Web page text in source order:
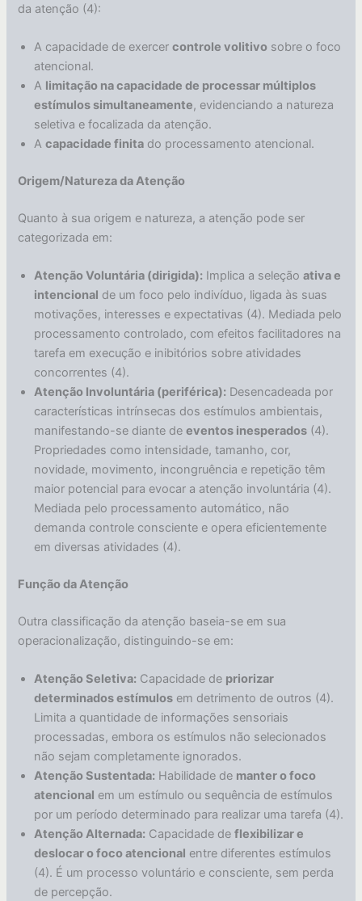
da atenção (4):
A capacidade de exercercontrole volitivo sobre o foco
atencional.
A limitação na capacidade de processar múltiplos
estímulos simultaneamente, evidenciando a natureza
seletiva e focalizada da atenção.
Acapacidade finita do processamento atencional.
Origem/Natureza da Atenção
Quanto à sua origem e natureza, a atenção pode ser
categorizada em:
Atenção Voluntária (dirigida): Implica a seleçãoativa e
intencional de um foco pelo indivíduo, ligada às suas
motivações, interesses e expectativas (4). Mediada pelo
processamento controlado, com efeitos facilitadores na
tarefa em execução e inibitórios sobre atividades
concorrentes (4).
Atenção Involuntária (periférica): Desencadeada por
características intrínsecas dos estímulos ambientais,
manifestando-se diante deeventos inesperados (4).
Propriedades como intensidade, tamanho, cor,
novidade, movimento, incongruência e repetição têm
maior potencial para evocar a atenção involuntária (4).
Mediada pelo processamento automático, não
demanda controle consciente e opera eficientemente
em diversas atividades (4).
Função da Atenção
Outra classificação da atenção baseia-se em sua
operacionalização, distinguindo-se em:
Atenção Seletiva: Capacidade de priorizar
determinados estímulos em detrimento de outros (4).
Limita a quantidade de informações sensoriais
processadas, embora os estímulos não selecionados
não sejam completamente ignorados.
Atenção Sustentada: Habilidade de manter o foco
atencional em um estímulo ou sequência de estímulos
por um período determinado para realizar uma tarefa (4).
Atenção Alternada: Capacidade deflexibilizar e
deslocar o foco atencional entre diferentes estímulos
(4). É um processo voluntário e consciente, sem perda
de percepção.